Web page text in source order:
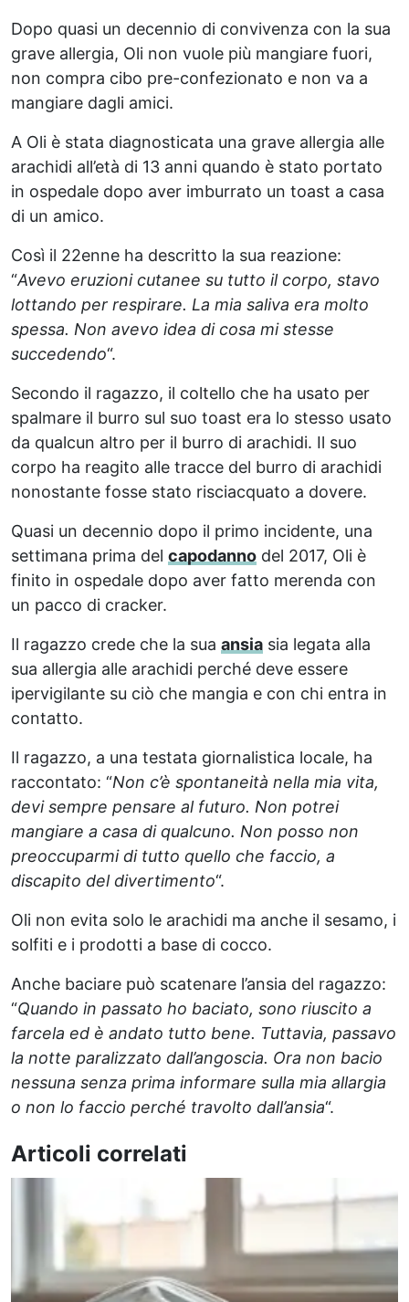
Dopo quasi un decennio di convivenza con la sua
grave allergia, Oli non vuole più mangiare fuori,
non compra cibo pre-confezionato e non va a
mangiare dagli amici.
A Oli è stata diagnosticata una grave allergia alle
arachidi all’età di 13 anni quando è stato portato
in ospedale dopo aver imburrato un toast a casa
di un amico.
Così il 22enne ha descritto la sua reazione:
“Avevo eruzioni cutanee su tutto il corpo, stavo
lottando per respirare. La mia saliva era molto
spessa. Non avevo idea di cosa mi stesse
succedendo“.
Secondo il ragazzo, il coltello che ha usato per
spalmare il burro sul suo toast era lo stesso usato
da qualcun altro per il burro di arachidi. Il suo
corpo ha reagito alle tracce del burro di arachidi
nonostante fosse stato risciacquato a dovere.
Quasi un decennio dopo il primo incidente, una
settimana prima del capodanno del 2017, Oli è
finito in ospedale dopo aver fatto merenda con
un pacco di cracker.
Il ragazzo crede che la sua ansia sia legata alla
sua allergia alle arachidi perché deve essere
ipervigilante su ciò che mangia e con chi entra in
contatto.
Il ragazzo, a una testata giornalistica locale, ha
raccontato: “Non c’è spontaneità nella mia vita,
devi sempre pensare al futuro. Non potrei
mangiare a casa di qualcuno. Non posso non
preoccuparmi di tutto quello che faccio, a
discapito del divertimento“.
Oli non evita solo le arachidi ma anche il sesamo, i
solfiti e i prodotti a base di cocco.
Anche baciare può scatenare l’ansia del ragazzo:
“Quando in passato ho baciato, sono riuscito a
farcela ed è andato tutto bene. Tuttavia, passavo
la notte paralizzato dall’angoscia. Ora non bacio
nessuna senza prima informare sulla mia allargia
o non lo faccio perché travolto dall’ansia“.
Articoli correlati